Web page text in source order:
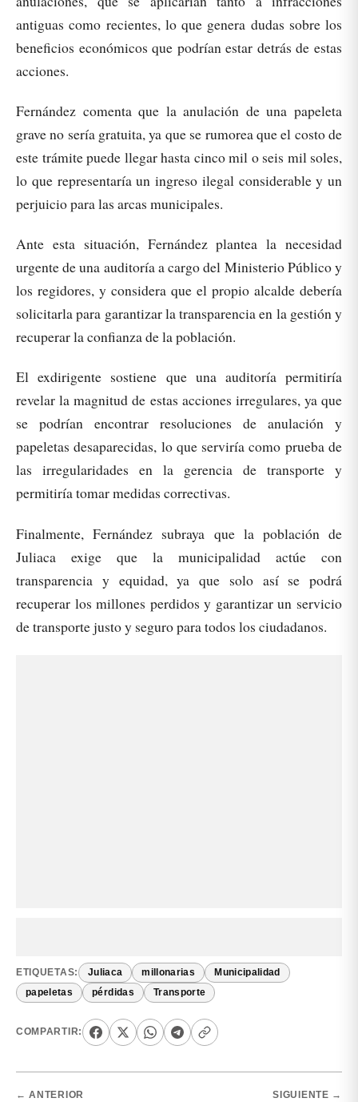
antiguas como recientes, lo que genera dudas sobre los
beneficios económicos que podrían estar detrás de estas
acciones.
Fernández comenta que la anulación de una papeleta
grave no sería gratuita, ya que se rumorea que el costo de
este trámite puede llegar hasta cinco mil o seis mil soles,
lo que representaría un ingreso ilegal considerable y un
perjuicio para las arcas municipales.
Ante esta situación, Fernández plantea la necesidad
urgente de una auditoría a cargo del Ministerio Público y
los regidores, y considera que el propio alcalde debería
solicitarla para garantizar la transparencia en la gestión y
recuperar la confianza de la población.
El exdirigente sostiene que una auditoría permitiría
revelar la magnitud de estas acciones irregulares, ya que
se podrían encontrar resoluciones de anulación y
papeletas desaparecidas, lo que serviría como prueba de
las irregularidades en la gerencia de transporte y
permitiría tomar medidas correctivas.
Finalmente, Fernández subraya que la población de
Juliaca exige que la municipalidad actúe con
transparencia y equidad, ya que solo así se podrá
recuperar los millones perdidos y garantizar un servicio
de transporte justo y seguro para todos los ciudadanos.
ETIQUETAS: Juliaca millonarias Municipalidad
papeletas pérdidas Transporte
COMPARTIR:
← ANTERIOR SIGUIENTE →